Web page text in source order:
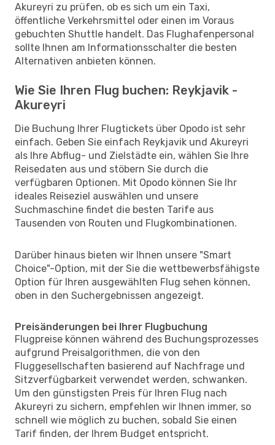
Akureyri zu prüfen, ob es sich um ein Taxi,
öffentliche Verkehrsmittel oder einen im Voraus
gebuchten Shuttle handelt. Das Flughafenpersonal
sollte Ihnen am Informationsschalter die besten
Alternativen anbieten können.
Wie Sie Ihren Flug buchen: Reykjavik -
Akureyri
Die Buchung Ihrer Flugtickets über Opodo ist sehr
einfach. Geben Sie einfach Reykjavik und Akureyri
als Ihre Abflug- und Zielstädte ein, wählen Sie Ihre
Reisedaten aus und stöbern Sie durch die
verfügbaren Optionen. Mit Opodo können Sie Ihr
ideales Reiseziel auswählen und unsere
Suchmaschine findet die besten Tarife aus
Tausenden von Routen und Flugkombinationen.
Darüber hinaus bieten wir Ihnen unsere "Smart
Choice"-Option, mit der Sie die wettbewerbsfähigste
Option für Ihren ausgewählten Flug sehen können,
oben in den Suchergebnissen angezeigt.
Preisänderungen bei Ihrer Flugbuchung
Flugpreise können während des Buchungsprozesses
aufgrund Preisalgorithmen, die von den
Fluggesellschaften basierend auf Nachfrage und
Sitzverfügbarkeit verwendet werden, schwanken.
Um den günstigsten Preis für Ihren Flug nach
Akureyri zu sichern, empfehlen wir Ihnen immer, so
schnell wie möglich zu buchen, sobald Sie einen
Tarif finden, der Ihrem Budget entspricht.